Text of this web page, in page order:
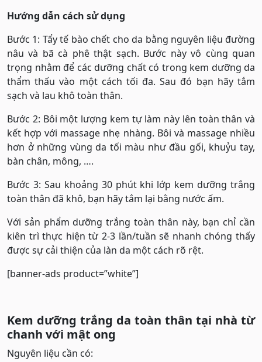
Hướng dẫn cách sử dụng
Bước 1: Tẩy tế bào chết cho da bằng nguyên liệu đường
nâu và bã cà phê thật sạch. Bước này vô cùng quan
trọng nhằm để các dưỡng chất có trong kem dưỡng da
thẩm thấu vào một cách tối đa. Sau đó bạn hãy tắm
sạch và lau khô toàn thân.
Bước 2: Bôi một lượng kem tự làm này lên toàn thân và
kết hợp với massage nhẹ nhàng. Bôi và massage nhiều
hơn ở những vùng da tối màu như đầu gối, khuỷu tay,
bàn chân, mông, ….
Bước 3: Sau khoảng 30 phút khi lớp kem dưỡng trắng
toàn thân đã khô, bạn hãy tắm lại bằng nước ấm.
Với sản phẩm dưỡng trắng toàn thân này, bạn chỉ cần
kiên trì thực hiện từ 2-3 lần/tuần sẽ nhanh chóng thấy
được sự cải thiện của làn da một cách rõ rệt.
[banner-ads product=”white”]
Kem dưỡng trắng da toàn thân tại nhà từ
chanh với mật ong
Nguyên liệu cần có: